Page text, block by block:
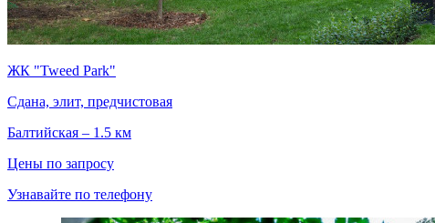
ЖК "Tweed Park"
Сдана, элит, предчистовая
Балтийская – 1.5 км
Цены по запросу
Узнавайте по телефону